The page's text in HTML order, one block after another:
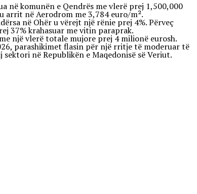
në komunën e Qendrës me vlerë prej 1,500,000
arrit në Aerodrom me 3,784 euro/m².
në Ohër u vërejt një rënie prej 4%. Përveç
37% krahasuar me vitin paraprak.
një vlerë totale mujore prej 4 milionë eurosh.
parashikimet flasin për një rritje të moderuar të
në Republikën e Maqedonisë së Veriut.